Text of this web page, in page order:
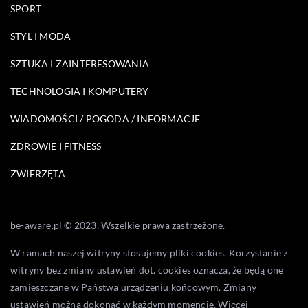
SPORT
STYL I MODA
SZTUKA I ZAINTERESOWANIA
TECHNOLOGIA I KOMPUTERY
WIADOMOŚCI / POGODA / INFORMACJE
ZDROWIE I FITNESS
ZWIERZĘTA
be-aware.pl © 2023. Wszelkie prawa zastrzeżone.
W ramach naszej witryny stosujemy pliki cookies. Korzystanie z
witryny bez zmiany ustawień dot. cookies oznacza, że będą one
zamieszczane w Państwa urządzeniu końcowym. Zmiany
ustawień można dokonać w każdym momencie. Więcej